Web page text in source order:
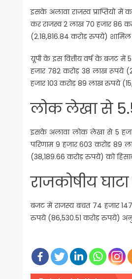
इसके अलावा राजस्व प्राप्तियों
कर राजस्व 2 लाख 70 हजार 86
(2.18,816.84 करोड़ रुपये) शामिल
यूपी के इस वित्तीय वर्ष के बजट
हजार 782 करोड़ 38 लाख रूपये
हजार 103 करोड़ 89 लाख रुपये
लोक लेखा से
इसके अलावा लोक लेखा से 5
परिणाम 9 हजार 603 करोड 89
(38,189.66 करोड़ रुपये) को
राजकोषीय
बजट में राजस्य बचत 74 हजार
रुपये (86,530.51 करोड़ रुपये)